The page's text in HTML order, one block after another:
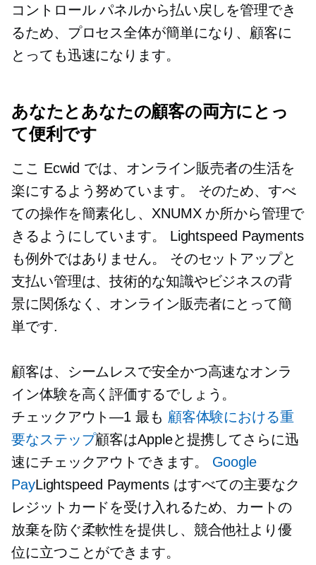
コントロール パネルから払い戻しを管理でき
るため、プロセス全体が簡単になり、顧客に
とっても迅速になります。
あなたとあなたの顧客の両方にとっ
て便利です
ここ Ecwid では、オンライン販売者の生活を
楽にするよう努めています。 そのため、すべ
ての操作を簡素化し、XNUMX か所から管理で
きるようにしています。 Lightspeed Payments
も例外ではありません。 そのセットアップと
支払い管理は、技術的な知識やビジネスの背
景に関係なく、オンライン販売者にとって簡
単です.
顧客は、シームレスで安全かつ高速なオンラ
イン体験を高く評価するでしょう。
チェックアウト—1 最も 顧客体験における重
要なステップ顧客はAppleと提携してさらに迅
速にチェックアウトできます。 Google
PayLightspeed Payments はすべての主要なク
レジットカードを受け入れるため、カートの
放棄を防ぐ柔軟性を提供し、競合他社より優
位に立つことができます。